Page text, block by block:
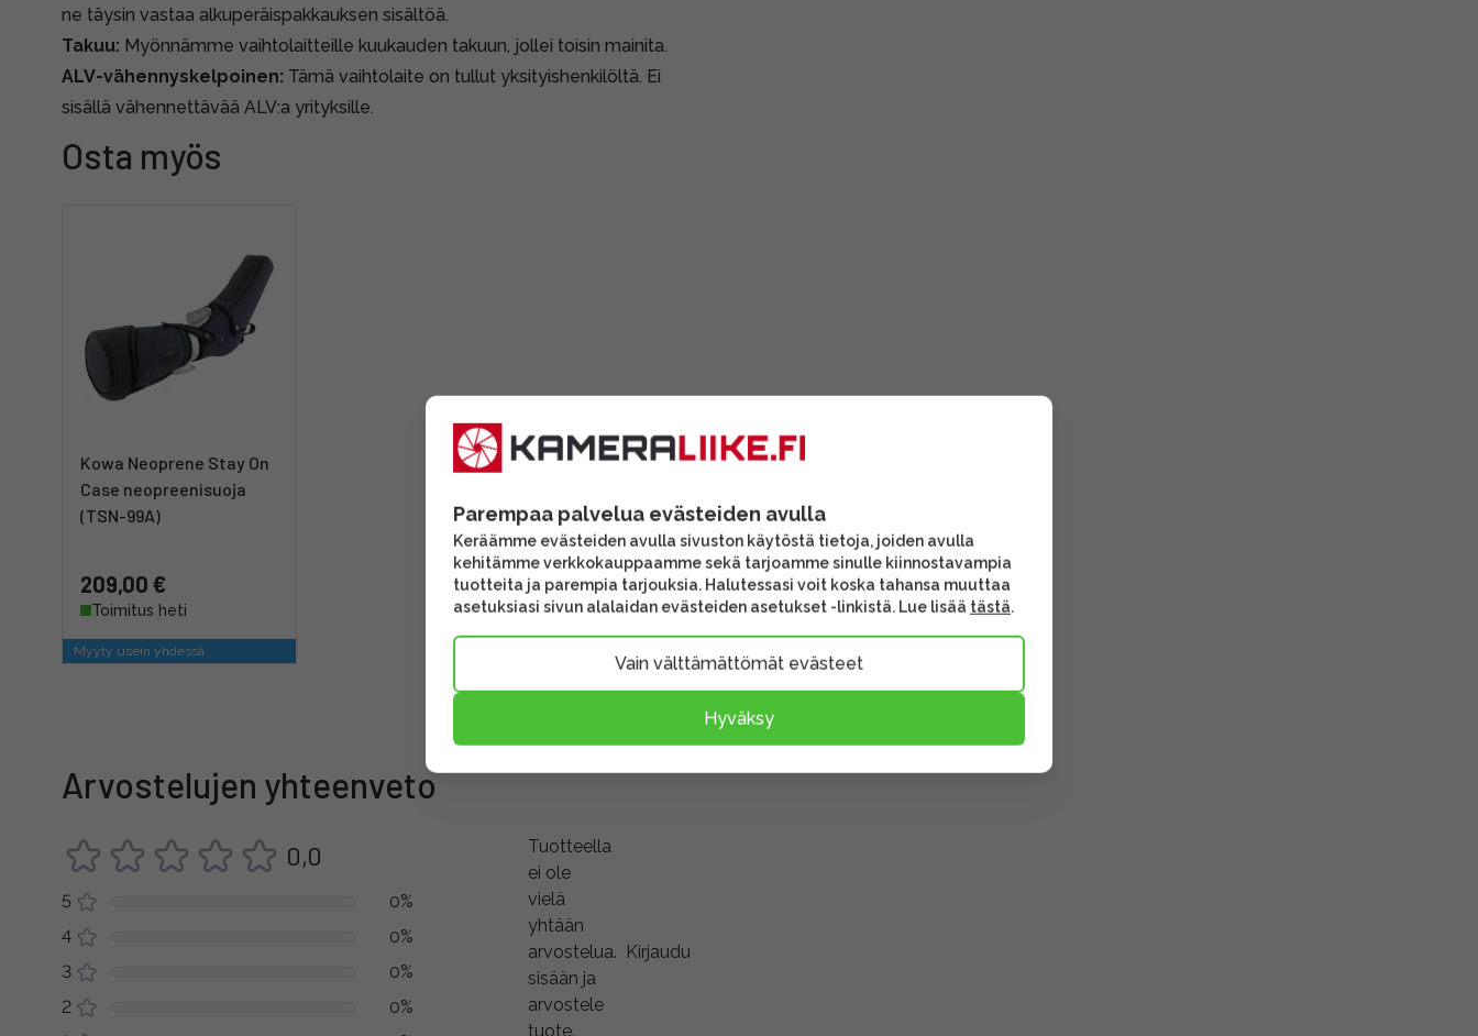
ne täysin vastaa alkuperäispakkauksen sisältöä.
Takuu: Myönnämme vaihtolaitteille kuukauden takuun, jollei toisin mainita.
ALV-vähennyskelpoinen: Tämä vaihtolaite on tullut yksityishenkilöltä. Ei
sisällä vähennettävää ALV:a yrityksille.
Osta myös
Kowa Neoprene Stay On
Case neopreenisuoja
(TSN-99A)
209,00 €
Toimitus heti
Myyty usein yhdessä
Arvostelujen yhteenveto
0,0
5
0%
4
0%
3
0%
2
0%
Tuotteella
ei ole
vielä
yhtään
arvostelua. Kirjaudu
sisään ja
arvostele
tuote.
Parempaa palvelua evästeiden avulla
Keräämme evästeiden avulla sivuston käytöstä tietoja, joiden avulla
kehitämme verkkokauppaamme sekä tarjoamme sinulle kiinnostavampia
tuotteita ja parempia tarjouksia. Halutessasi voit koska tahansa muuttaa
asetuksiasi sivun alalaidan evästeiden asetukset -linkistä. Lue lisää tästä.
Vain välttämättömät evästeet
Hyväksy